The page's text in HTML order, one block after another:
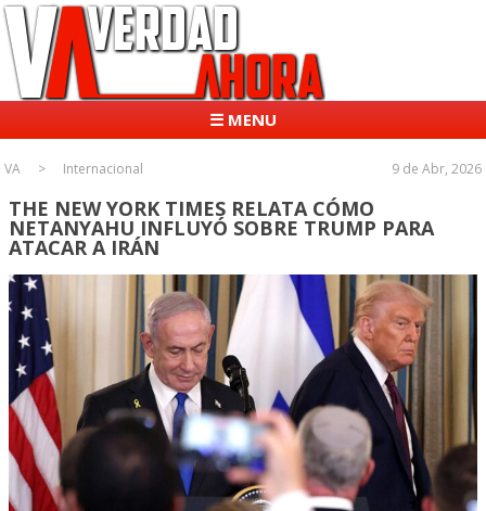
☰ MENU
VA Internacional 9 de Abr, 2026
THE NEW YORK TIMES RELATA CÓMO
NETANYAHU INFLUYÓ SOBRE TRUMP PARA
ATACAR A IRÁN